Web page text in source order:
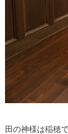
田の神様は稲穂